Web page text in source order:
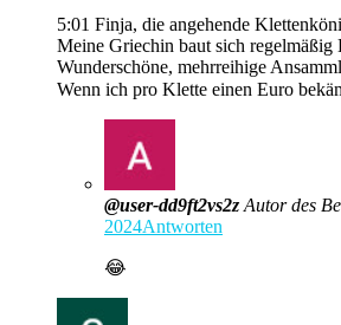
5:01 Finja, die angehende
Meine Griechin baut sich
Wunderschöne, mehrreihige
Wenn ich pro Klette einen Euro
@user-dd9ft2vs2z Autor des
2024Antworten
😂